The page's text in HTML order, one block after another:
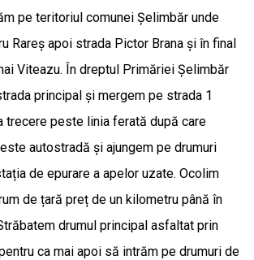
pe teritoriul comunei Șelimbăr unde
Rareș apoi strada Pictor Brana și în final
Viteazu. În dreptul Primăriei Șelimbăr
principal și mergem pe strada 1
trecere peste linia ferată după care
autostradă și ajungem pe drumuri
de epurare a apelor uzate. Ocolim
de țară preț de un kilometru până în
drumul principal asfaltat prin
ca mai apoi să intrăm pe drumuri de